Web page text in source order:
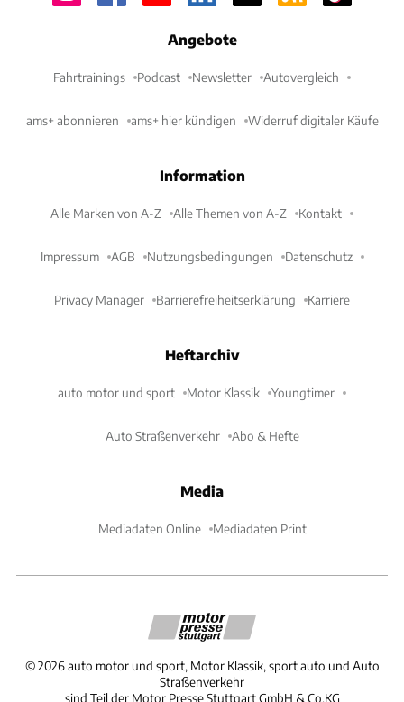
Angebote
Fahrtrainings Podcast Newsletter Autovergleich
ams+ abonnieren ams+ hier kündigen Widerruf digitaler Käufe
Information
Alle Marken von A-Z Alle Themen von A-Z Kontakt
Impressum AGB Nutzungsbedingungen Datenschutz
Privacy Manager Barrierefreiheitserklärung Karriere
Heftarchiv
auto motor und sport Motor Klassik Youngtimer
Auto Straßenverkehr Abo & Hefte
Media
Mediadaten Online Mediadaten Print
©2026 auto motor und sport, Motor Klassik, sport auto und Auto
Straßenverkehr
sind Teil der Motor Presse Stuttgart GmbH & Co.KG